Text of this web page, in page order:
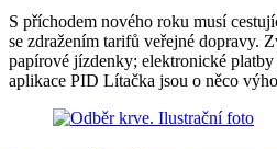
S příchodem nového roku musí
se zdražením tarifů veřejné dopravy.
papírové jízdenky; elektronické
aplikace PID Lítačka jsou o něco